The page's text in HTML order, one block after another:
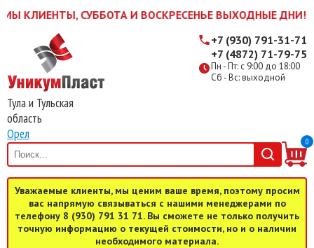
КЛИЕНТЫ, СУББОТА И ВОСКРЕСЕНЬЕ ВЫХОДНЫЕ ДНИ!
Тула и Тульская
область
Орел
Пн - Пт: с 9:00 до 18:00
Сб - Вс: выходной
+7 (930) 791-31-71
+7 (4872) 71-79-75
0
Уважаемые клиенты, мы ценим ваше время, поэтому просим
вас напрямую связываться с нашими менеджерами по
телефону 8 (930) 791 31 71. Вы сможете не только получить
точную информацию о текущей стоимости, но и о наличии
необходимого материала.